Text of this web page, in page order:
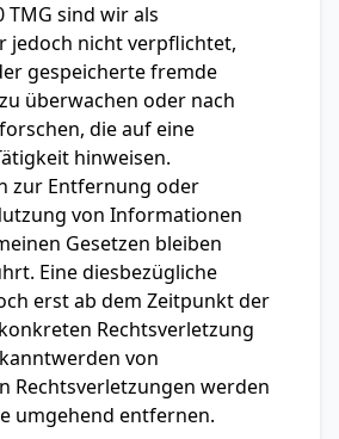
TMG sind wir als
jedoch nicht verpflichtet,
gespeicherte fremde
überwachen oder nach
die auf eine
hinweisen.
zur Entfernung oder
von Informationen
Gesetzen bleiben
Eine diesbezügliche
erst ab dem Zeitpunkt der
Rechtsverletzung
von
Rechtsverletzungen werden
umgehend entfernen.